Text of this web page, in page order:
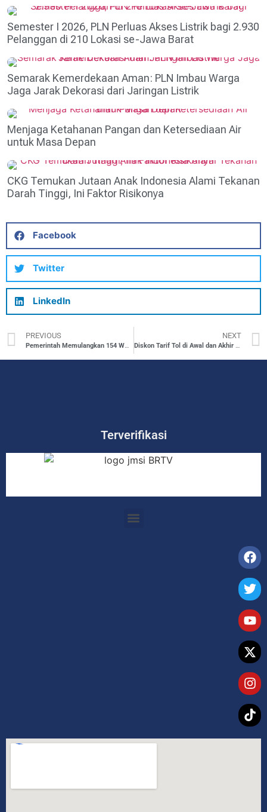
Semester I 2026, PLN Perluas Akses Listrik bagi 2.930
Pelanggan di 210 Lokasi se-Jawa Barat
Semarak Kemerdekaan Aman: PLN Imbau Warga
Jaga Jarak Dekorasi dari Jaringan Listrik
Menjaga Ketahanan Pangan dan Ketersediaan Air
untuk Masa Depan
CKG Temukan Jutaan Anak Indonesia Alami Tekanan
Darah Tinggi, Ini Faktor Risikonya
Facebook
Twitter
LinkedIn
PREVIOUS
Pemerintah Memulangkan 154 WNI Kelompok Rentan dari Malaysia
NEXT
Diskon Tarif Tol di Awal dan Akhir Masa Mudik Lebaran 2023
Terverifikasi